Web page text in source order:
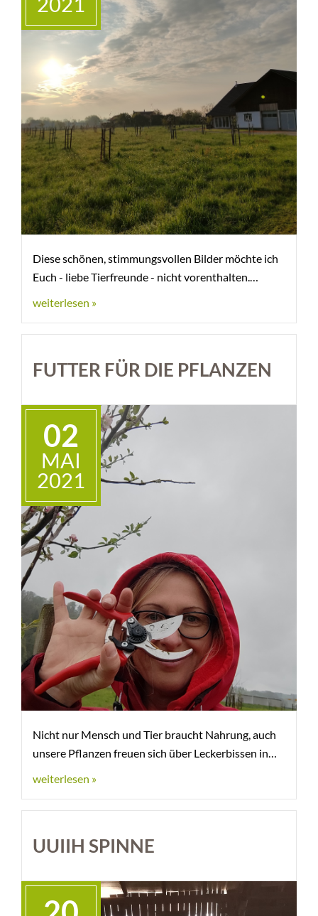
Diese schönen, stimmungsvollen Bilder möchte ich
Euch - liebe Tierfreunde - nicht vorenthalten.
weiterlesen »
FUTTER FÜR DIE PFLANZEN
02
MAI
2021
Nicht nur Mensch und Tier braucht Nahrung, auch
unsere Pflanzen freuen sich über Leckerbissen in
weiterlesen »
UUIIH SPINNE